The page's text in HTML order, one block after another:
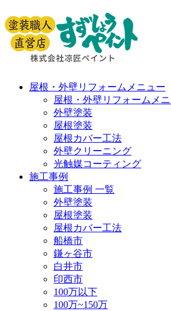
屋根・外壁リフォームメニュー
屋根・外壁リフォームメ
外壁塗装
屋根塗装
屋根カバー工法
外壁クリーニング
光触媒コーティング
施工事例
施工事例 一覧
外壁塗装
屋根塗装
屋根カバー工法
船橋市
鎌ヶ谷市
白井市
印西市
100万以下
100万~150万